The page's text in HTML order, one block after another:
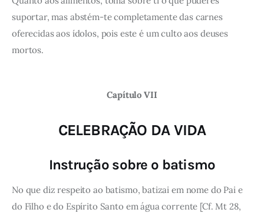
suportar, mas abstém-te completamente das carnes
oferecidas aos ídolos, pois este é um culto aos deuses
mortos.
Capítulo VII
CELEBRAÇÃO DA VIDA
Instrução sobre o batismo
No que diz respeito ao batismo, batizai em nome do Pai e
do Filho e do Espírito Santo em água corrente [Cf. Mt 28,